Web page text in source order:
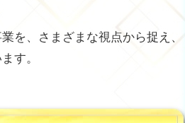
を、さまざまな視点から捉え、
す。